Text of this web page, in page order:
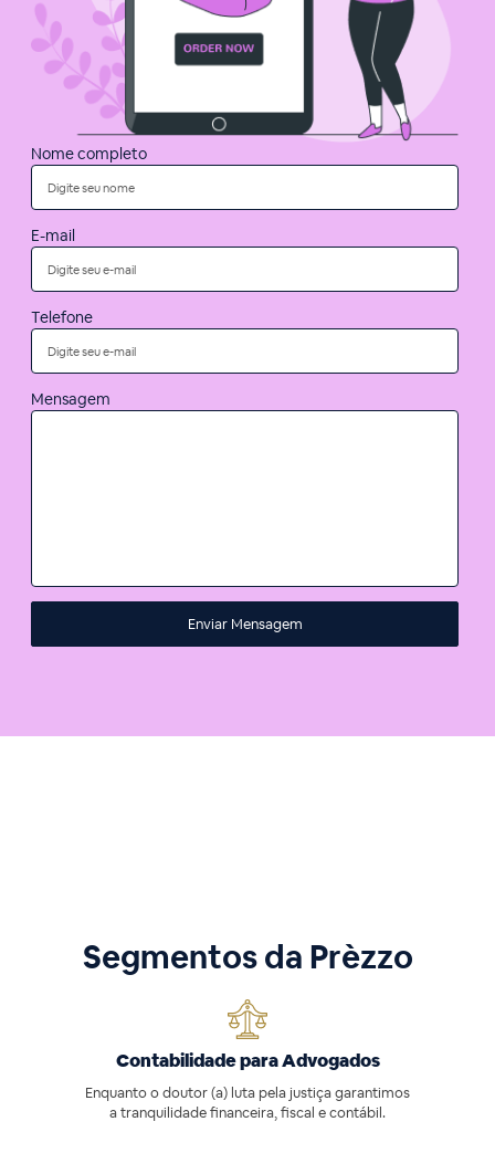
Nome completo
E-mail
Telefone
Mensagem
Segmentos da Prèzzo
Contabilidade para Advogados
Enquanto o doutor (a) luta pela justiça garantimos
a tranquilidade financeira, fiscal e contábil.